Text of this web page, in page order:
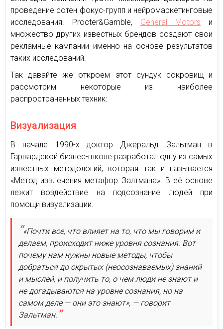
проведение сотен фокус-групп и нейромаркетинговые
исследования. Procter&Gamble, General Motors и
множество других известных брендов создают свои
рекламные кампании именно на основе результатов
таких исследований.
Так давайте же откроем этот сундук сокровищ и
рассмотрим некоторые из наиболее
распространенных техник:
Визуализация
В начале 1990-х доктор Джеральд Зальтман в
Гарвардской бизнес-школе разработал одну из самых
известных методологий, которая так и называется
«Метод извлечения метафор Залтмана». В её основе
лежит воздействие на подсознание людей при
помощи визуализации.
«Почти все, что влияет на то, что мы говорим и
делаем, происходит ниже уровня сознания. Вот
почему нам нужны новые методы, чтобы
добраться до скрытых (неосознаваемых) знаний
и мыслей, и получить то, о чем люди не знают и
не догадываются на уровне сознания, но на
самом деле — они это знают», — говорит
Зальтман.